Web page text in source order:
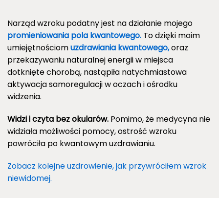
Narząd wzroku podatny jest na działanie mojego
promieniowania pola kwantowego. To dzięki moim
umiejętnościomuzdrawiania kwantowego,oraz
przekazywaniu naturalnej energii w miejsca
dotknięte chorobą, nastąpiła natychmiastowa
aktywacja samoregulacji w oczach i ośrodku
widzenia.
Widzi i czyta bez okularów. Pomimo, że medycyna nie
widziała możliwości pomocy, ostrość wzroku
powróciła po kwantowym uzdrawianiu.
Zobacz kolejne uzdrowienie, jak przywróciłem wzrok
niewidomej.